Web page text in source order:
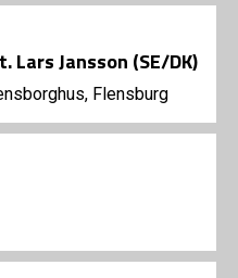
Jansson (SE/DK)
Flensburg